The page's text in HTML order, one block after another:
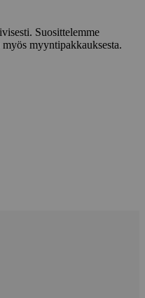
Suosittelemme
myyntipakkauksesta.